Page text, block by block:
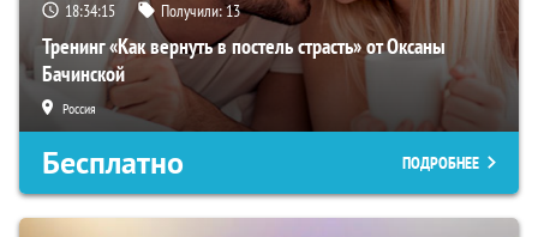
18:34:14 Получили:13
Тренинг «Как вернуть в постель страсть» от Оксаны
Бачинской
Россия
Бесплатно ПОДРОБНЕЕ